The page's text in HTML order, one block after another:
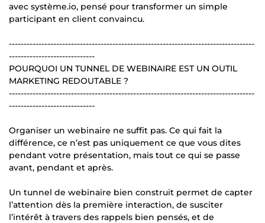
avec système.io, pensé pour transformer un simple
participant en client convaincu.
-----------------------------------------------------------------------------------
-----------------------------
POURQUOI UN TUNNEL DE WEBINAIRE EST UN OUTIL
MARKETING REDOUTABLE ?
-----------------------------------------------------------------------------------
-----------------------------
Organiser un webinaire ne suffit pas. Ce qui fait la
différence, ce n’est pas uniquement ce que vous dites
pendant votre présentation, mais tout ce qui se passe
avant, pendant et après.
Un tunnel de webinaire bien construit permet de capter
l’attention dès la première interaction, de susciter
l’intérêt à travers des rappels bien pensés, et de